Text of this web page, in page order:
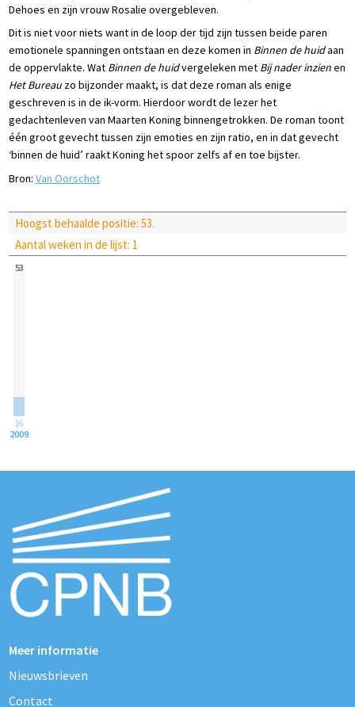
Dehoes en zijn vrouw Rosalie overgebleven.
Dit is niet voor niets want in de loop der tijd zijn tussen beide paren
emotionele spanningen ontstaan en deze komen in Binnen de huidaan
de oppervlakte. Wat Binnen de huidvergeleken met Bij nader inzienen
Het Bureau zo bijzonder maakt, is dat deze roman als enige
geschreven is in de ik-vorm. Hierdoor wordt de lezer het
gedachtenleven van Maarten Koning binnengetrokken. De roman toont
één groot gevecht tussen zijn emoties en zijn ratio, en in dat gevecht
‘binnen de huid’ raakt Koning het spoor zelfs af en toe bijster.
Bron: Van Oorschot
Hoogst behaalde positie: 53.
Aantal weken in de lijst: 1
53
16
2009
Meer informatie
Nieuwsbrieven
Contact